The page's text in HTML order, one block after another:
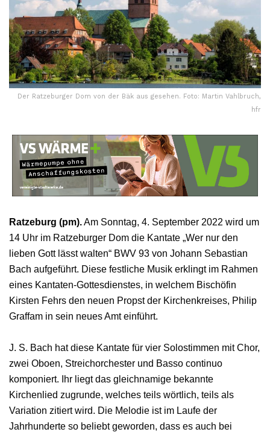
Der Ratzeburger Dom von der Bäk aus gesehen. Foto: Martin Vahlbruch,
hfr
Ratzeburg (pm).Am Sonntag, 4. September 2022 wird um
14 Uhr im Ratzeburger Dom die Kantate „Wer nur den
lieben Gott lässt walten“ BWV 93 von Johann Sebastian
Bach aufgeführt. Diese festliche Musik erklingt im Rahmen
eines Kantaten-Gottesdienstes, in welchem Bischöfin
Kirsten Fehrs den neuen Propst der Kirchenkreises, Philip
Graffam in sein neues Amt einführt.
J. S. Bach hat diese Kantate für vier Solostimmen mit Chor,
zwei Oboen, Streichorchester und Basso continuo
komponiert. Ihr liegt das gleichnamige bekannte
Kirchenlied zugrunde, welches teils wörtlich, teils als
Variation zitiert wird. Die Melodie ist im Laufe der
Jahrhunderte so beliebt geworden, dass es auch bei